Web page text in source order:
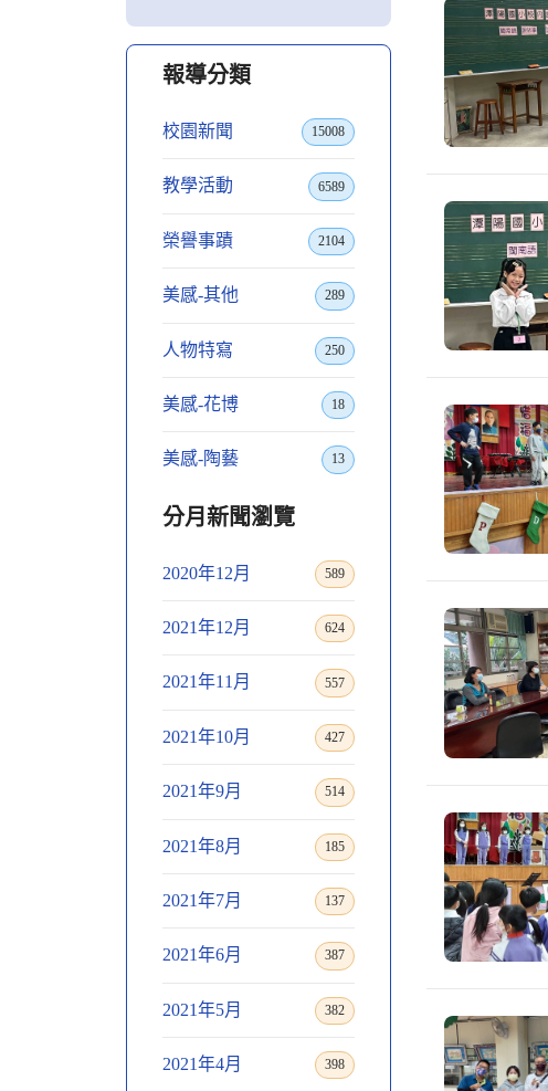
報導分類
校園新聞 15008
教學活動 6589
榮譽事蹟 2104
美感-其他 289
人物特寫 250
美感-花博 18
美感-陶藝 13
分月新聞瀏覽
2020年12月 589
2021年12月 624
2021年11月 557
2021年10月 427
2021年9月 514
2021年8月 185
2021年7月 137
2021年6月 387
2021年5月 382
2021年4月 398